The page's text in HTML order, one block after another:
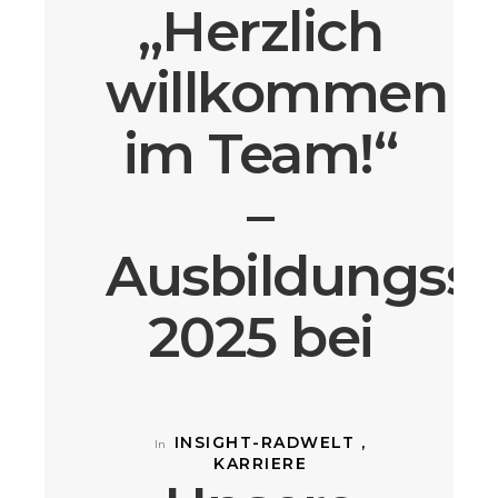
Das Vorstellungsgespräch steht an oder dein erster
plötzlich ist sie da, die große Frage: „Was zieh ich
bloß an?“
VIEW POST »
Traumbike zu entdecken, Probefahrten zu machen
und alle Vorteile des Dienstradleasings
kennenzulernen.
VIEW POST »
„Herzlich
willkommen
im Team!“
–
2025 bei
RADWELT
In
INSIGHT-RADWELT ,
KARRIERE